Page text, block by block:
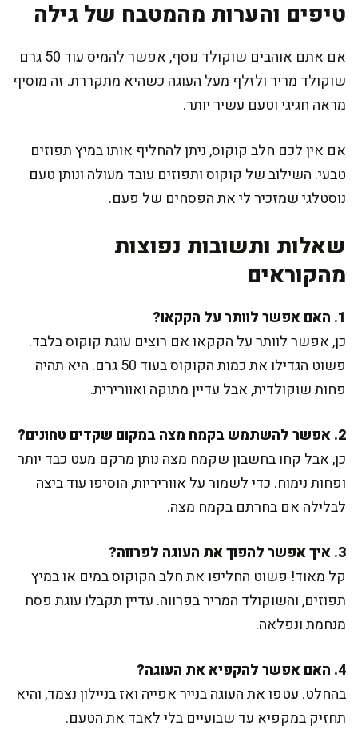
טיפים והערות מהמטבח של גילה
אם אתם אוהבים שוקולד נוסף, אפשר להמיס עוד 50 גרם
שוקולד מריר ולזלף מעל העוגה כשהיא מתקררת. זה מוסיף
מראה חגיגי וטעם עשיר יותר.
אם אין לכם חלב קוקוס, ניתן להחליף אותו במיץ תפוזים
טבעי. השילוב של קוקוס ותפוזים עובד מעולה ונותן טעם
נוסטלגי שמזכיר לי את הפסחים של פעם.
שאלות ותשובות נפוצות
מהקוראים
1. האם אפשר לוותר על הקקאו?
כן, אפשר לוותר על הקקאו אם רוצים עוגת קוקוס בלבד.
פשוט הגדילו את כמות הקוקוס בעוד 50 גרם. היא תהיה
פחות שוקולדית, אבל עדיין מתוקה ואוורירית.
2. אפשר להשתמש בקמח מצה במקום שקדים טחונים?
כן, אבל קחו בחשבון שקמח מצה נותן מרקם מעט כבד יותר
ופחות נימוח. כדי לשמור על אווריריות, הוסיפו עוד ביצה
לבלילה אם בחרתם בקמח מצה.
3. איך אפשר להפוך את העוגה לפרווה?
קל מאוד! פשוט החליפו את חלב הקוקוס במים או במיץ
תפוזים, והשוקולד המריר בפרווה. עדיין תקבלו עוגת פסח
מנחמת ונפלאה.
4. האם אפשר להקפיא את העוגה?
בהחלט. עטפו את העוגה בנייר אפייה ואז בניילון נצמד, והיא
תחזיק במקפיא עד שבועיים בלי לאבד את הטעם.